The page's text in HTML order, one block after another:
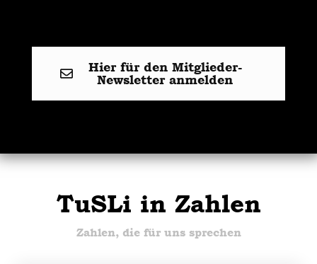
Hier für den Mitglieder-
Newsletter anmelden
TuSLi in Zahlen
Zahlen, die für uns sprechen